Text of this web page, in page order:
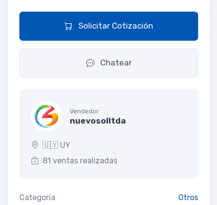
Solicitar Cotización
Chatear
Vendedor
nuevosolltda
🇺🇾 UY
81 ventas realizadas
Categoría Otros